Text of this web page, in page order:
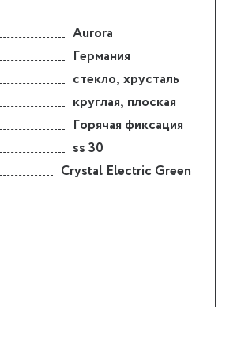
Aurora
Германия
стекло, хрусталь
круглая, плоская
Горячая фиксация
ss 30
Crystal Electric Green